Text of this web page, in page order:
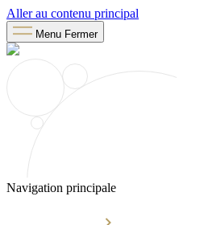
Aller au contenu principal
Menu Fermer
Navigation principale